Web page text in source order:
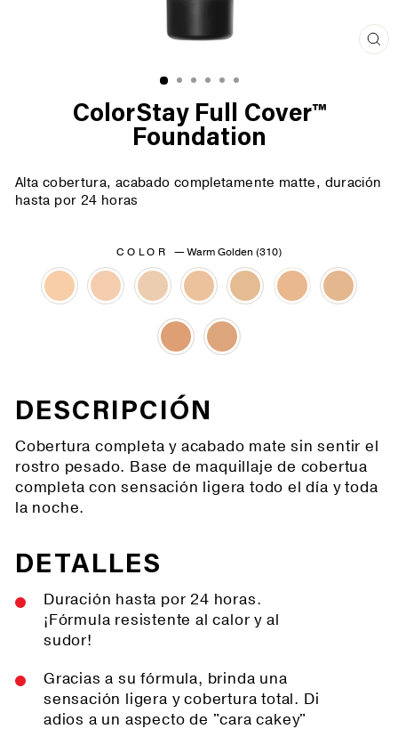
ColorStay Full Cover™
Foundation
Alta cobertura, acabado completamente matte, duración
hasta por 24 horas
COLOR—Warm Golden (310)
DESCRIPCIÓN
Cobertura completa y acabado mate sin sentir el
rostro pesado. Base de maquillaje de cobertua
completa con sensación ligera todo el día y toda
la noche.
DETALLES
Duración hasta por 24 horas.
¡Fórmula resistente al calor y al
sudor!
Gracias a su fórmula, brinda una
sensación ligera y cobertura total. Di
adios a un aspecto de "cara cakey"